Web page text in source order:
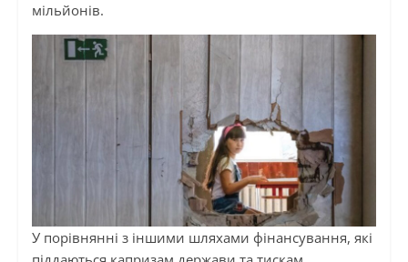
мільйонів.
У порівнянні з іншими шляхами фінансування, які